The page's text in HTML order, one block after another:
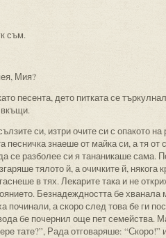
съм.
Мия?
песента, дето питката се
вкъщи.
си, изтри очите си с опакото
песничка знаеше от майка си, а тя
се разболее си я тананикаше сама.
тялото й, а очичките й,
в тях. Лекарите така и не
Безнадеждността бе
починали, а скоро след това бе ги
бе почернил още пет семейства.
тате?”, Рада отговаряше: